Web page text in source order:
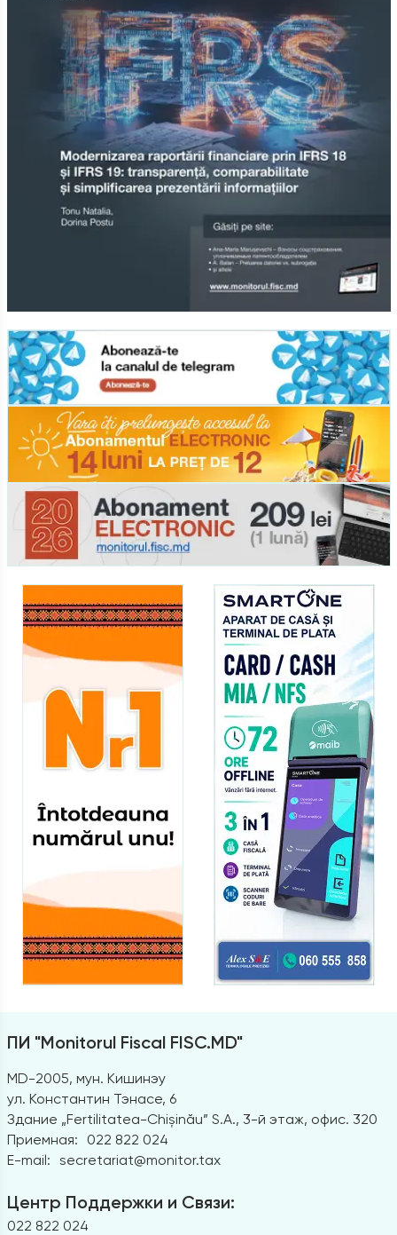
ПИ "Monitorul Fiscal FISC.MD"
MD-2005, мун. Кишинэу
ул. Константин Тэнасе, 6
Здание „Fertilitatea-Chișinău” S.A., 3-й этаж, офис. 320
Приемная:
022 822 024
E-mail: secretariat@monitor.tax
Центр Поддержки и Связи:
022 822 024